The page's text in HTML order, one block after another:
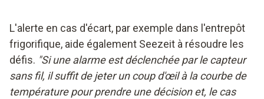
L'alerte en cas d'écart, par exemple dans l'entrepôt
frigorifique, aide également Seezeit à résoudre les
défis. "Si une alarme est déclenchée par le capteur
sans fil, il suffit de jeter un coup d'œil à la courbe de
température pour prendre une décision et, le cas